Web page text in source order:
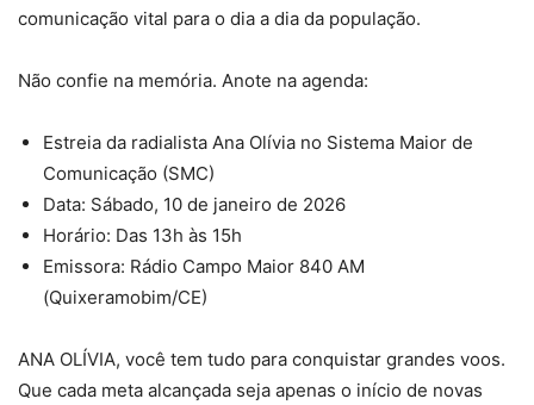
comunicação vital para o dia a dia da população.
Não confie na memória. Anote na agenda:
Estreia da radialista Ana Olívia no Sistema Maior de
Comunicação (SMC)
Data: Sábado, 10 de janeiro de 2026
Horário: Das 13h às 15h
Emissora: Rádio Campo Maior 840 AM
(Quixeramobim/CE)
ANA OLÍVIA, você tem tudo para conquistar grandes voos.
Que cada meta alcançada seja apenas o início de novas